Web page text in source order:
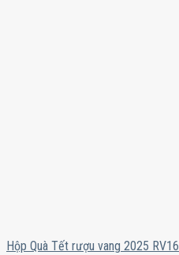
Hộp Quà Tết rượu vang 2025 RV16